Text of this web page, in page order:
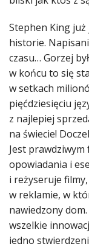
Stephen King już
historie.
czasu… Gorzej
w końcu to się
w setkach
pięćdziesięciu
z najlepiej
na świecie!
Jest
opowiadania i
i reżyseruje
w reklamie, w
nawiedzony
wszelkie
jedno